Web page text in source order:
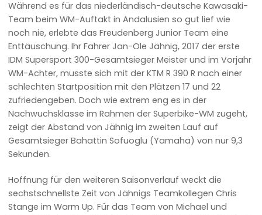
Während es für das niederländisch-deutsche Kawasaki-
Team beim WM-Auftakt in Andalusien so gut lief wie
noch nie, erlebte das Freudenberg Junior Team eine
Enttäuschung. Ihr Fahrer Jan-Ole Jähnig, 2017 der erste
IDM Supersport 300-Gesamtsieger Meister und im Vorjahr
WM-Achter, musste sich mit der KTM R 390 R nach einer
schlechten Startposition mit den Plätzen 17 und 22
zufriedengeben. Doch wie extrem eng es in der
Nachwuchsklasse im Rahmen der Superbike-WM zugeht,
zeigt der Abstand von Jähnig im zweiten Lauf auf
Gesamtsieger Bahattin Sofuoglu (Yamaha) von nur 9,3
Sekunden.
Hoffnung für den weiteren Saisonverlauf weckt die
sechstschnellste Zeit von Jähnigs Teamkollegen Chris
Stange im Warm Up. Für das Team von Michael und